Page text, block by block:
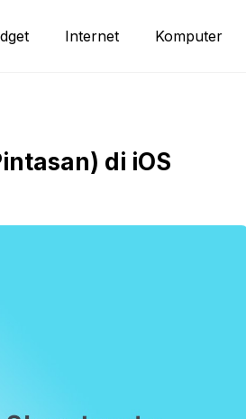
Internet Komputer
di iOS